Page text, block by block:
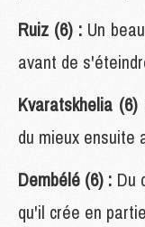
Ruiz (6) : Un
avant de
Kvaratskhelia (6)
du mieux ensuite
Dembélé (6) : Du
qu'il crée en